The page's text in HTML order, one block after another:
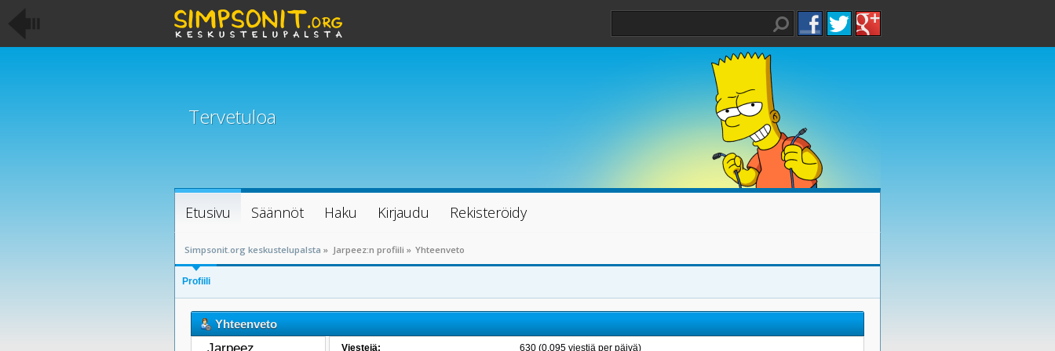
Tervetuloa
Etusivu Säännöt Haku Kirjaudu Rekisteröidy
Simpsonit.org keskustelupalsta » Jarpeez:n profiili » Yhteenveto
Profiili
Yhteenveto
Viestejä: 630 (0.095 viestiä per päivä)